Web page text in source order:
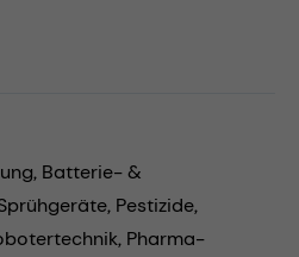
Batterie- &
Pestizide,
Pharma-